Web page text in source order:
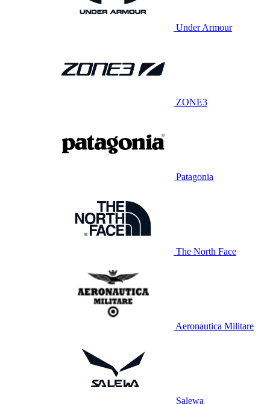
Under Armour
ZONE3
Patagonia
The North Face
Aeronautica Militare
Salewa